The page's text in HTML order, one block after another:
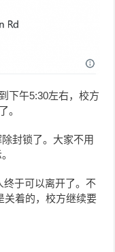
下午5:30左右，校方
。
封锁了。大家不用
终于可以离开了。不
关着的，校方继续要